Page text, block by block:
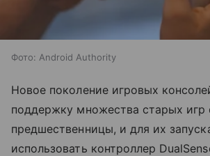
Фото: Android Authority
Новое поколение игровых
поддержку множества старых игр
предшественницы, и для их
использовать контроллер